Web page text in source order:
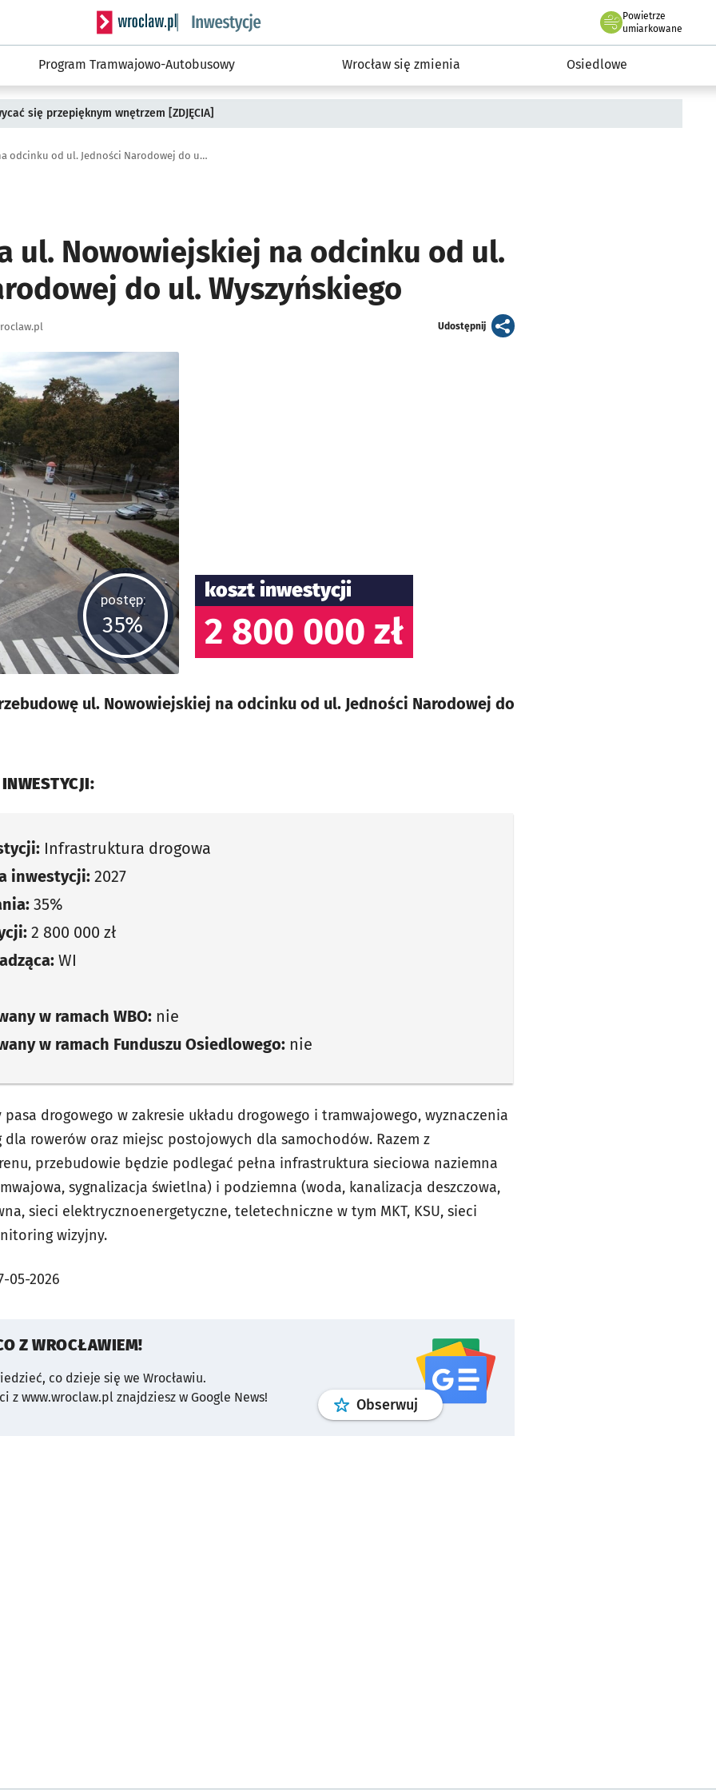
Serwis informacyjny wroclaw.pl podserwis: #InwestycjeWRO - miejskie inwestycje 2019-2032
Powietrze
we Wrocławiu
umiarkowane
Program Tramwajowo-Autobusowy Wrocław się zmienia Osiedlowe
się przepięknym wnętrzem [ZDJĘCIA]
Przebudowa ul. Nowowiejskiej na odcinku od ul. Jedności Narodowej do ul. Wyszyńskiego
ul. Nowowiejskiej na odcinku od ul.
do ul. Wyszyńskiego
Udostępnijartykuł
postęp:
35%
koszt inwestycji
2 800 000 zł
ul. Nowowiejskiej na odcinku od ul. Jedności Narodowej do
Infrastruktura drogowa
inwestycji: 2027
35%
2 800 000 zł
WI
w ramach WBO: nie
w ramach Funduszu Osiedlowego: nie
pasa drogowego w zakresie układu drogowego i tramwajowego, wyznaczenia
rowerów oraz miejsc postojowych dla samochodów. Razem z
przebudowie będzie podlegać pełna infrastruktura sieciowa naziemna
sygnalizacja świetlna) i podziemna (woda, kanalizacja deszczowa,
sieci elektrycznoenergetyczne, teletechniczne w tym MKT, KSU, sieci
wizyjny.
05-2026
Z WROCŁAWIEM!
co dzieje się we Wrocławiu.
z www.wroclaw.pl znajdziesz w Google News!
Obserwuj profilgoogle news